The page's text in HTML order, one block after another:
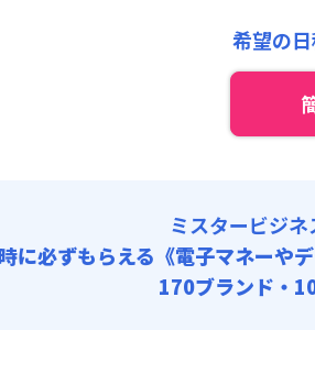
契約事務手数料 : 10,000
リネン代 : 9,000円/回 (税
契約事務手数料 : 10,000
希望の
ミスタービジ
に必ずもらえる 《電子マネーや
170ブランド・